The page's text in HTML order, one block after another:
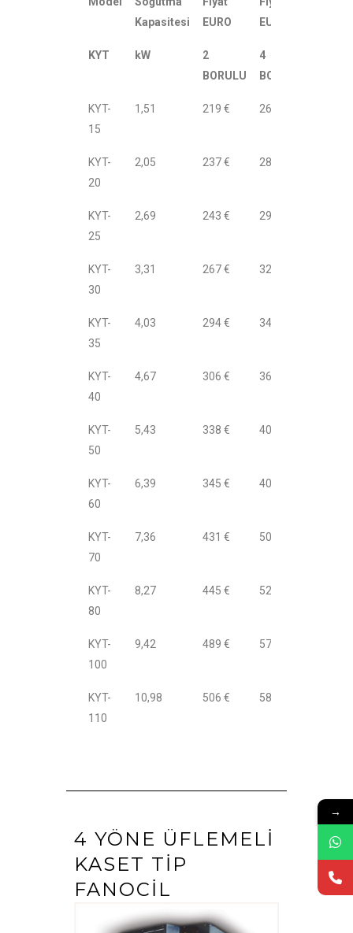
Kapasitesi
EURO
EURO
KYT kW
2
BORULU
4
BORULU
KYT-
15
1,51 219 € 264 €
KYT-
20
2,05 237 € 282 €
KYT-
25
2,69 243 € 290 €
KYT-
30
3,31 267 € 320 €
KYT-
35
4,03 294 € 347 €
KYT-
40
4,67 306 € 362 €
KYT-
50
5,43 338 € 400 €
KYT-
60
6,39 345 € 407 €
KYT-
70
7,36 431 € 503 €
KYT-
80
8,27 445 € 520 €
KYT-
100
9,42 489 € 570 €
KYT-
110
10,98 506 € 589 €
4 YÖNE ÜFLEMELI
KASET TIP
FANOCIL
→